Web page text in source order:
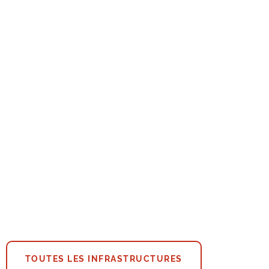
TOUTES LES INFRASTRUCTURES